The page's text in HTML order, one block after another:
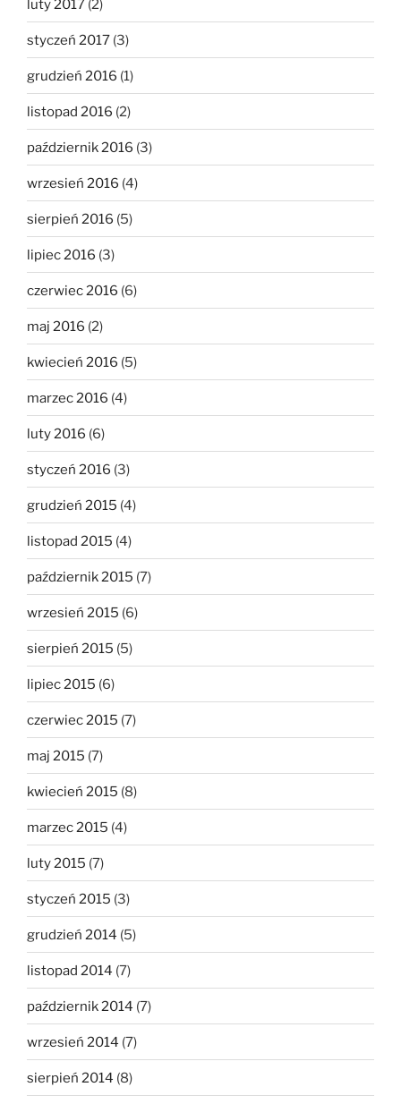
luty 2017 (2)
styczeń 2017 (3)
grudzień 2016 (1)
listopad 2016 (2)
październik 2016 (3)
wrzesień 2016 (4)
sierpień 2016 (5)
lipiec 2016 (3)
czerwiec 2016 (6)
maj 2016 (2)
kwiecień 2016 (5)
marzec 2016 (4)
luty 2016 (6)
styczeń 2016 (3)
grudzień 2015 (4)
listopad 2015 (4)
październik 2015 (7)
wrzesień 2015 (6)
sierpień 2015 (5)
lipiec 2015 (6)
czerwiec 2015 (7)
maj 2015 (7)
kwiecień 2015 (8)
marzec 2015 (4)
luty 2015 (7)
styczeń 2015 (3)
grudzień 2014 (5)
listopad 2014 (7)
październik 2014 (7)
wrzesień 2014 (7)
sierpień 2014 (8)